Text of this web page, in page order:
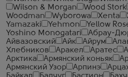
Wilson & Morgan
Wood Stork
Woodman
Wyborowa Xenta
Yamazaki
Yehmon Yellow
Yoshino Monogatari
Абрау-
Айвазовский
Айк Айрум
Хлебников
Аракел Аратес
Арктика
Армянский коньяк
Армянский Узор
Арпинэ